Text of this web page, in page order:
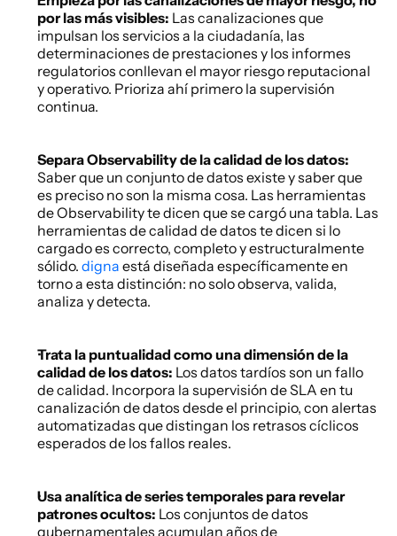
por las más visibles: Las canalizaciones que
impulsan los servicios a la ciudadanía, las
determinaciones de prestaciones y los informes
regulatorios conllevan el mayor riesgo reputacional
y operativo. Prioriza ahí primero la supervisión
continua.
Saber que un conjunto de datos existe y saber que
es preciso no son la misma cosa. Las herramientas
de Observability te dicen que se cargó una tabla. Las
herramientas de calidad de datos te dicen si lo
cargado es correcto, completo y estructuralmente
sólido. digna está diseñada específicamente en
torno a esta distinción: no solo observa, valida,
analiza y detecta.
Trata la puntualidad como una dimensión de la
calidad de los datos: Los datos tardíos son un fallo
de calidad. Incorpora la supervisión de SLA en tu
canalización de datos desde el principio, con alertas
automatizadas que distingan los retrasos cíclicos
esperados de los fallos reales.
Usa analítica de series temporales para revelar
patrones ocultos: Los conjuntos de datos
gubernamentales acumulan años de